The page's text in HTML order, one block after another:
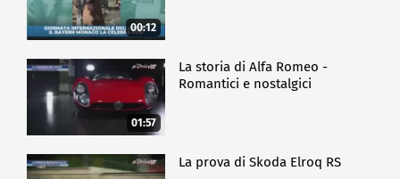
00:12
01:57
La storia di Alfa Romeo -
Romantici e nostalgici
La prova di Skoda Elroq RS